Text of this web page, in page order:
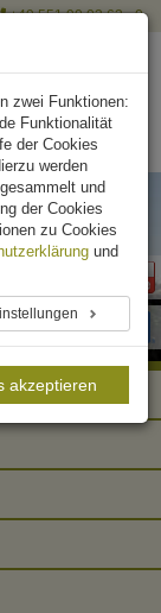
+49 551 90 03 63 - 0
zwei Funktionen:
Funktionalität
der Cookies
werden
und
der Cookies
zu Cookies
und
akzeptieren